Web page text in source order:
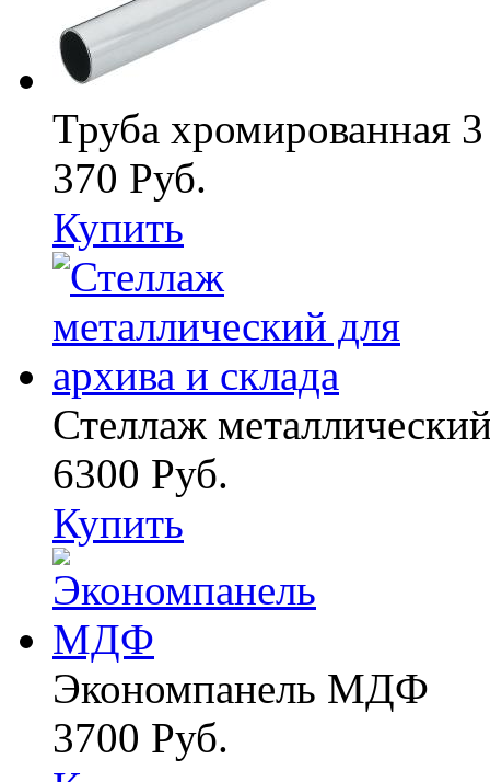
Труба хромированная
370 Руб.
Купить
Стеллаж
6300 Руб.
Купить
Экономпанель МДФ
3700 Руб.